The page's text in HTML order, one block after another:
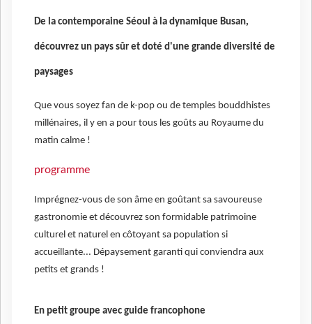
De la contemporaine Séoul à la dynamique Busan,
découvrez un pays sûr et doté d'une grande diversité de
paysages
Que vous soyez fan de k-pop ou de temples bouddhistes
millénaires, il y en a pour tous les goûts au Royaume du
matin calme !
programme
Imprégnez-vous de son âme en goûtant sa savoureuse
gastronomie et découvrez son formidable patrimoine
culturel et naturel en côtoyant sa population si
accueillante... Dépaysement garanti qui conviendra aux
petits et grands !
En petit groupe avec guide francophone